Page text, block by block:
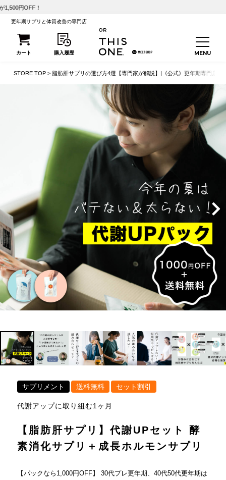
更年期サプリと体質改善の専門店
STORE TOP 脂肪肝サプリの選び方4選【専門家が解説】|《公式》更年期専門店オ
サプリメント 送料無料 セット割引
代謝アップに取り組む1ヶ月
【脂肪肝サプリ】代謝UPセット 酵
素消化サプリ＋成長ホルモンサプリ
【パックなら1,000円OFF】 30代プレ更年期、40代50代更年期は